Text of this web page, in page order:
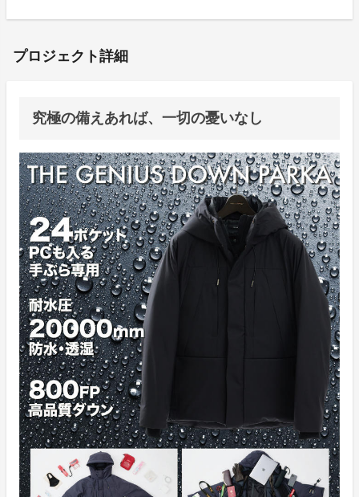
プロジェクト詳細
究極の備えあれば、一切の憂いなし